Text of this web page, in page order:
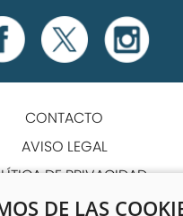
DE LAS
CONTACTO
AVISO LEGAL
DE PRIVACIDAD
DE COOKIES